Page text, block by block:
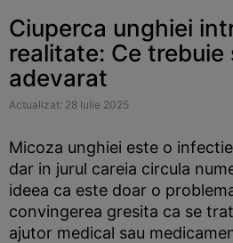
Ciuperca unghiei
realitate: Ce trebuie
adevarat
Actualizat: 28 Iulie 2025
Micoza unghiei este o
dar in jurul careia circula
ideea ca este doar o
convingerea gresita ca se
ajutor medical sau